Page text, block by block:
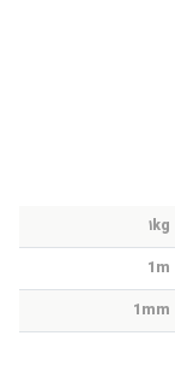
۱kg
1m
1mm